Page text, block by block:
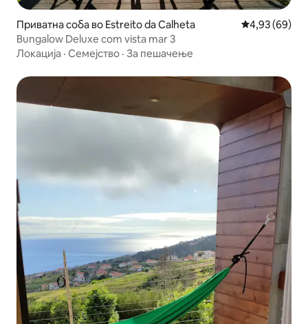
Приватна соба во Estreito da Calheta Просечна
4,93 (69)
Bungalow Deluxe com vista mar 3
Локација · Семејство · За пешачење